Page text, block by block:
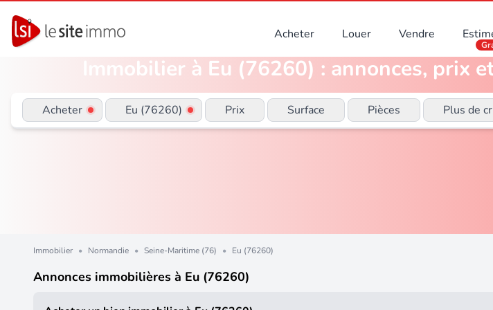
Acheter Louer Vendre
Immobilier à Eu (76260) : annonces, prix
Acheter Eu (76260) Prix Surface Pièces Plus de
Immobilier • Normandie • Seine-Maritime (76) • Eu (76260)
Annonces immobilières à Eu (76260)